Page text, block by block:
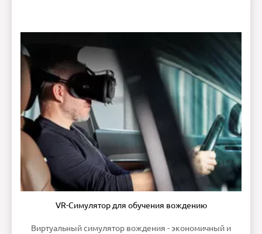
VR-Симулятор для обучения вождению
Виртуальный симулятор вождения - экономичный и